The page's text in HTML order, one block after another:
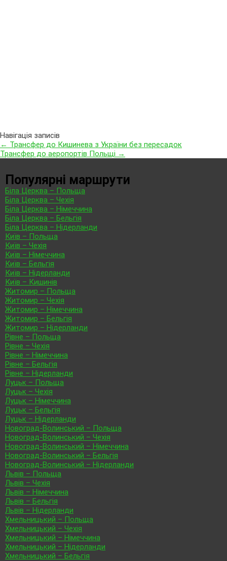
Навігація записів
← Трансфер до Кишинева з України без пересадок
Трансфер до аеропортів Польщі →
Популярні маршрути
Біла Церква – Польща
Біла Церква – Чехія
Біла Церква – Німеччина
Біла Церква – Бельгія
Біла Церква – Нідерланди
Київ – Польща
Київ – Чехія
Київ – Німеччина
Київ – Бельгія
Київ – Нідерланди
Київ – Кишинів
Житомир – Польща
Житомир – Чехія
Житомир – Німеччина
Житомир – Бельгія
Житомир – Нідерланди
Рівне – Польща
Рівне – Чехія
Рівне – Німеччина
Рівне – Бельгія
Рівне – Нідерланди
Луцьк – Польща
Луцьк – Чехія
Луцьк – Німеччина
Луцьк – Бельгія
Луцьк – Нідерланди
Новоград-Волинський – Польща
Новоград-Волинський – Чехія
Новоград-Волинський – Німеччина
Новоград-Волинський – Бельгія
Новоград-Волинський – Нідерланди
Львів – Польща
Львів – Чехія
Львів – Німеччина
Львів – Бельгія
Львів – Нідерланди
Хмельницький – Польща
Хмельницький – Чехія
Хмельницький – Німеччина
Хмельницький – Нідерланди
Хмельницький – Бельгія